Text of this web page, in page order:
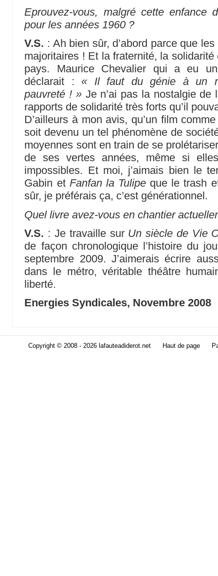
Eprouvez-vous, malgré cette enfance
pour les années 1960 ?
V.S. : Ah bien sûr, d’abord parce que
majoritaires ! Et la fraternité, la
pays. Maurice Chevalier qui a eu
déclarait : « Il faut du génie à un
pauvreté ! »Je n’ai pas la nostalgie de
rapports de solidarité très forts qu’il
D’ailleurs à mon avis, qu’un film
soit devenu un tel phénomène de
moyennes sont en train de se
de ses vertes années, même si
impossibles. Et moi, j’aimais bien le
Gabin et Fanfan la Tulipe que le trash
sûr, je préférais ça, c’est générationnel.
Quel livre avez-vous en chantier
V.S. : Je travaille sur Un siècle de Vie
de façon chronologique l’histoire du
septembre 2009. J’aimerais écrire
dans le métro, véritable théâtre
liberté.
Energies Syndicales, Novembre 2008
Copyright © 2008 - 2026 lafauteadiderot.net Haut de page